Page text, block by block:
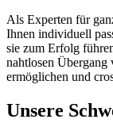
Als Experten für
Ihnen individuell
sie zum Erfolg
nahtlosen Übergang
ermöglichen und
Unsere